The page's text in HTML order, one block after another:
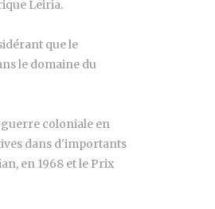
Leiria.
que le
le domaine du
guerre coloniale en
dans d'importants
en 1968 et le Prix